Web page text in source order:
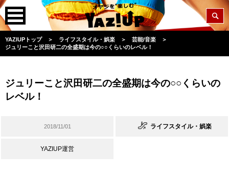
YAZIUPトップ ＞ ライフスタイル・娯楽 ＞ 芸能/音楽
＞
ジュリーこと沢田研二の全盛期は今の○○くらいのレベル！
ジュリーこと沢田研二の全盛期は今の○○くらいの
レベル！
2018/11/01 ライフスタイル・娯楽
YAZIUP運営